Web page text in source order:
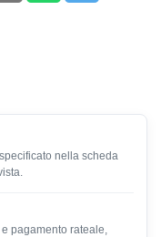
nella scheda
pagamento rateale,